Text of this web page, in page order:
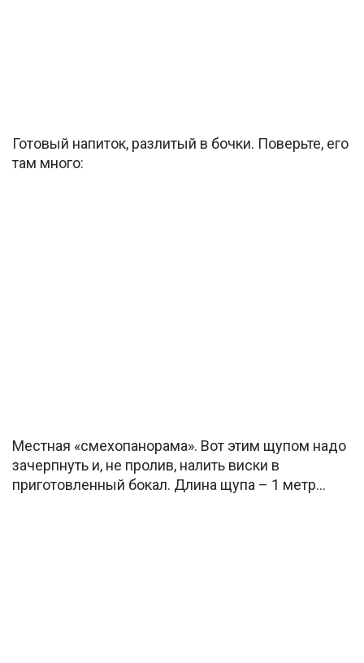
Готовый напиток, разлитый в бочки. Поверьте, его
там много:
Местная «смехопанорама». Вот этим щупом надо
зачерпнуть и, не пролив, налить виски в
приготовленный бокал. Длина щупа – 1 метр…